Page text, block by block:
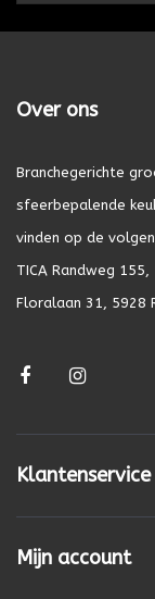
Over ons
Branchegerichte
sfeerbepalende
vinden op de
TICA Randweg
Floralaan 31, 5928
Klantenservice
Mijn account